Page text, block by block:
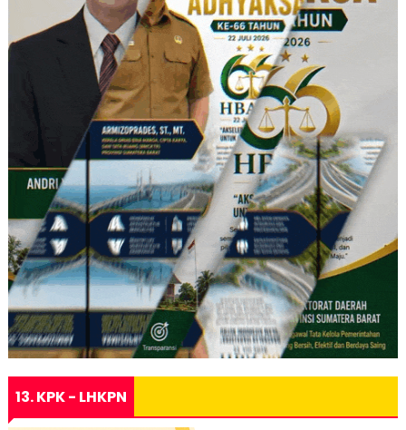
13. KPK - LHKPN